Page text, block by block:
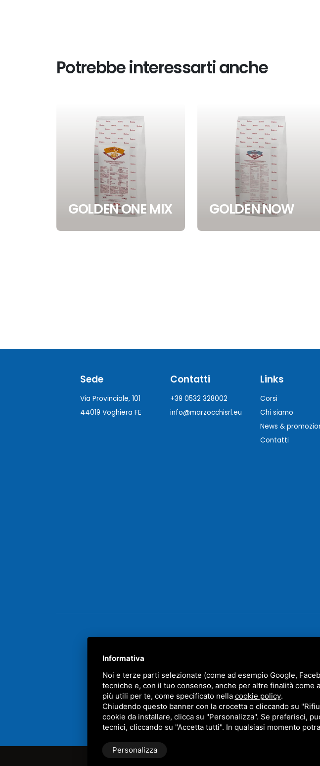
Potrebbe interessarti anche
GOLDEN ONE MIX GOLDEN NOW
Sede
Via Provinciale, 101
44019 Voghiera FE
Contatti
+39 0532 328002
info@marzocchisrl.eu
Links
Corsi
Chi siamo
News &
Contatti
MARZOCCHI SRL •
QUESTO SITO È PROTETTO DA GOOGLE
Informativa
Noi e terze parti selezionate (come ad esempio Google,
tecniche e, con il tuo consenso, anche per altre finalità
più utili per te, come specificato nella cookie policy.
Chiudendo questo banner con la crocetta o cliccando su
cookie da installare, clicca su "Personalizza". Se preferisci,
tecnici, cliccando su "Accetta tutti". In qualsiasi momento
Personalizza